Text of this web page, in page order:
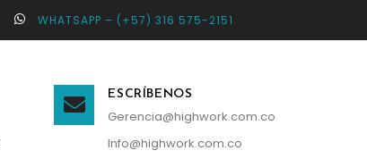
WHATSAPP – (+57) 316 575-2151
ESCRÍBENOS
Gerencia@highwork.com.co
Info@highwork.com.co